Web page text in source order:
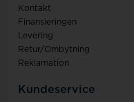
Kontakt
Finansieringen
Levering
Retur/Ombytning
Reklamation
Kundeservice